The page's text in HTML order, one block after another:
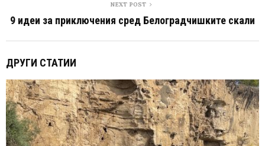
NEXT POST
9 идеи за приключения сред Белоградчишките скали
ДРУГИ СТАТИИ